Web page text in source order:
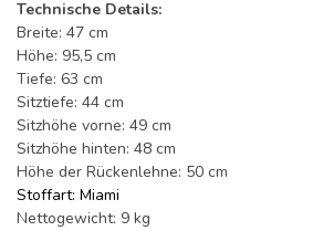
Technische Details:
Breite: 47 cm
Höhe: 95,5 cm
Tiefe: 63 cm
Sitztiefe: 44 cm
Sitzhöhe vorne: 49 cm
Sitzhöhe hinten: 48 cm
Höhe der Rückenlehne: 50 cm
Stoffart: Miami
Nettogewicht: 9 kg